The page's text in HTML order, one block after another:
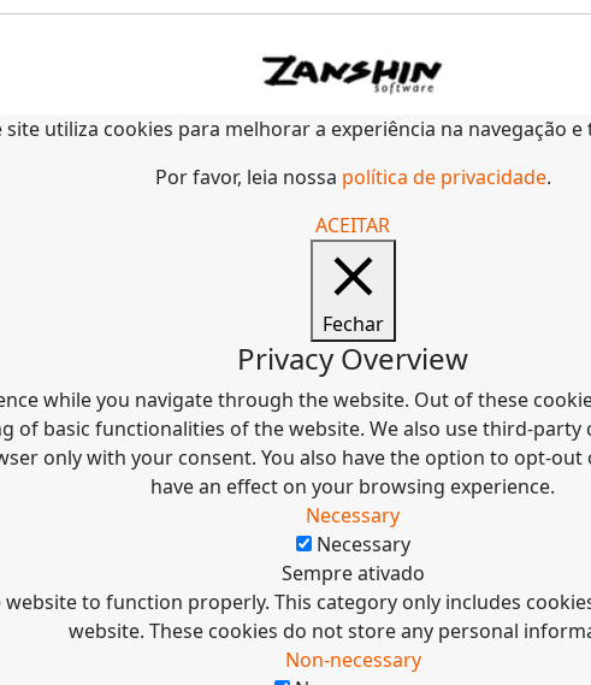
site utiliza cookies para melhorar a experiência na navegação e
Por favor, leia nossa política de privacidade.
ACEITAR
Fechar
Privacy Overview
while you navigate through the website. Out of these
basic functionalities of the website. We also use third-
only with your consent. You also have the option to opt-
have an effect on your browsing experience.
Necessary
Necessary
Sempre ativado
to function properly. This category only includes
website. These cookies do not store any personal
Non-necessary